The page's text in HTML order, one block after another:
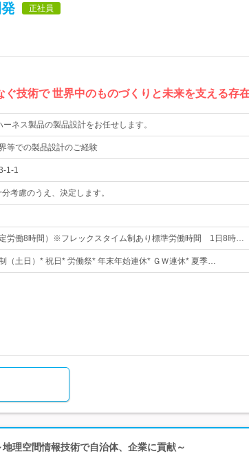
正社員
技術で 世界中のものづくりと未来を支える存
ネス製品の製品設計をお任せします。
等での製品設計のご経験
1-1
考慮のうえ、決定します。
労働8時間）※フレックスタイム制あり標準労働時間 1日8時…
（土日）* 祝日* 労働祭* 年末年始連休* ＧＷ連休* 夏季…
理空間情報技術で自治体、企業に貢献～